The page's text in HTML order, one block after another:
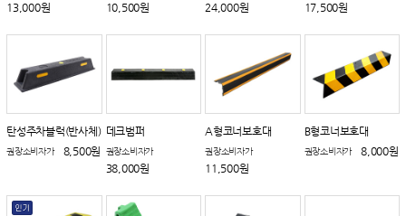
13,000원 10,500원 24,000원 17,500원
탄성주차블럭(반사체)
권장소비자가 8,500원
데크범퍼
권장소비자가
38,000원
A형코너보호대
권장소비자가
11,500원
B형코너보호대
권장소비자가 8,000원